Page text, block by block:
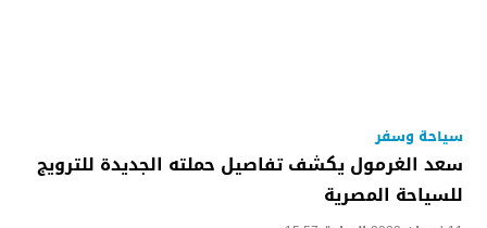
سياحة وسفر
سعد الغرمول يكشف تفاصيل حملته الجديدة للترويج
للسياحة المصرية